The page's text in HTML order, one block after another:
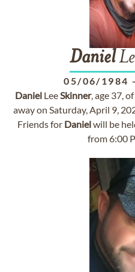
Daniel
05/06/1984 -
Daniel LeeSkinner, age 37,
away on Saturday, April 9,
Friends for Danielwill be
from 6:00